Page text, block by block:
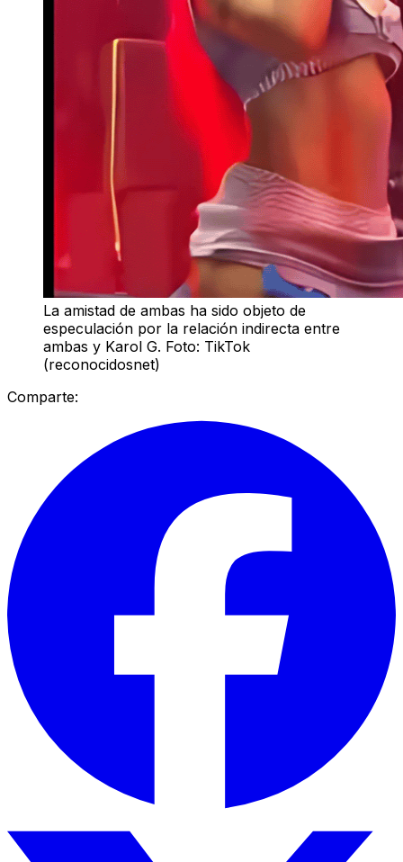
La amistad de ambas ha sido objeto de
especulación por la relación indirecta entre
ambas y Karol G. Foto: TikTok
(reconocidosnet)
Comparte: